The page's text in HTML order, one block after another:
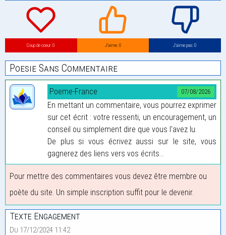
Coup de coeur: 0 J’aime: 0 J’aime pas: 0
Poesie Sans Commentaire
07/08/2026
Poeme-France
En mettant un commentaire, vous pourrez exprimer
sur cet écrit : votre ressenti, un encouragement, un
conseil ou simplement dire que vous l'avez lu.
De plus si vous écrivez aussi sur le site, vous
gagnerez des liens vers vos écrits...
Pour mettre des commentaires vous devez être membre ou
poète du site. Un simple inscription suffit pour le devenir.
Texte Engagement
Du 17/12/2024 11:42